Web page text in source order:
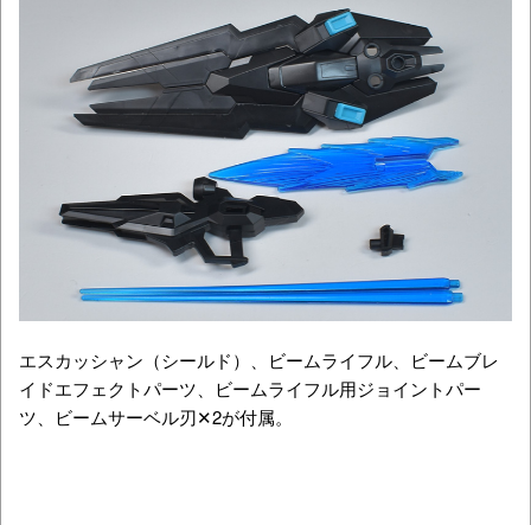
エスカッシャン（シールド）、ビームライフル、ビームブレ
イドエフェクトパーツ、ビームライフル用ジョイントパー
ツ、ビームサーベル刃✕2が付属。